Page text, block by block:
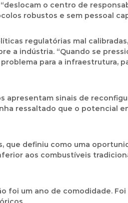
o centro de
robustos e sem pessoal
regulatórias mal
a indústria. “Quando se
para a infraestrutura,
sinais de
ressaltado que o
que definiu como uma
aos combustíveis
foi um ano de comodidade.